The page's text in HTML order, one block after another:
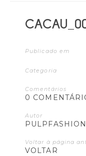
Publicado em
Categoria
Comentários
0
Autor
PULPFASHION
Voltar à página
VOLTAR